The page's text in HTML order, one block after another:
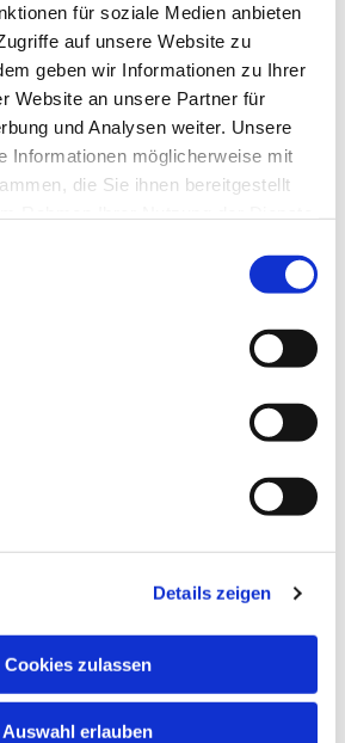
für soziale Medien anbieten
auf unsere Website zu
geben wir Informationen zu Ihrer
Website an unsere Partner für
und Analysen weiter. Unsere
Informationen möglicherweise mit
die Sie ihnen bereitgestellt
Details zeigen
Cookies zulassen
Auswahl erlauben
Sie auch